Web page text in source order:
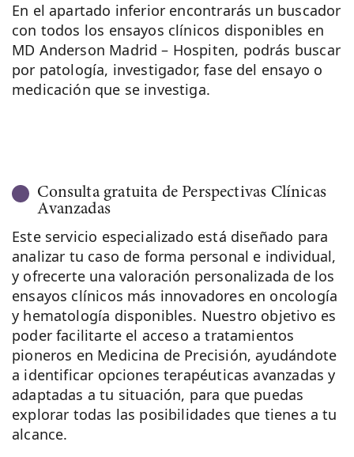
En el apartado inferior encontrarás un buscador
con todos los ensayos clínicos disponibles en
MD Anderson Madrid – Hospiten, podrás buscar
por patología, investigador, fase del ensayo o
medicación que se investiga.
Consulta gratuita de Perspectivas Clínicas
Avanzadas
Este servicio especializado está diseñado para
analizar tu caso de forma personal e individual,
y ofrecerte una valoración personalizada de los
ensayos clínicos más innovadores en oncología
y hematología disponibles. Nuestro objetivo es
poder facilitarte el acceso a tratamientos
pioneros en Medicina de Precisión, ayudándote
a identificar opciones terapéuticas avanzadas y
adaptadas a tu situación, para que puedas
explorar todas las posibilidades que tienes a tu
alcance.